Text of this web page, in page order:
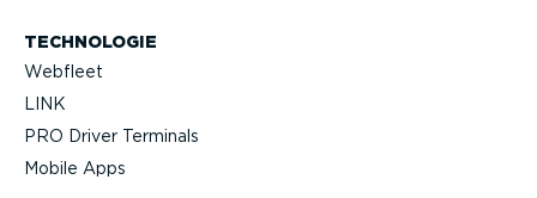
TECHNOLOGIE
Webfleet
LINK
PRO Driver Terminals
Mobile Apps